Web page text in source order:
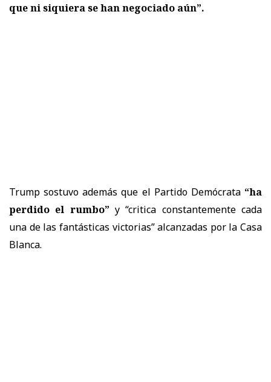
que ni siquiera se han negociado aún”.
Trump sostuvo además que el Partido Demócrata “ha
perdido el rumbo” y “critica constantemente cada
una de las fantásticas victorias” alcanzadas por la Casa
Blanca.